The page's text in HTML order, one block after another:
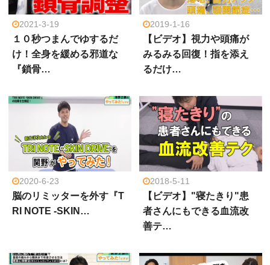
2021-3-19
１０秒つまんでゆするだ
け！全身を緩める邪道な
『鎖骨…
2019-1-16
【ビデオ】視力や頭痛が
みるみる回復！指を添え
るだけ…
2020-6-23
脳のリミッターを外す『T
RI NOTE -SKIN…
2018-5-11
【ビデオ】"寝たきり"患
者さんにもできる血流改
善テ…